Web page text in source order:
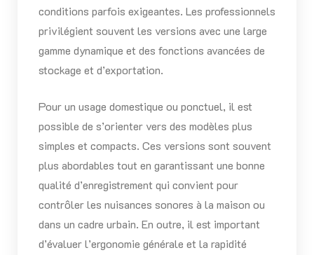
conditions parfois exigeantes. Les professionnels
privilégient souvent les versions avec une large
gamme dynamique et des fonctions avancées de
stockage et d’exportation.
Pour un usage domestique ou ponctuel, il est
possible de s’orienter vers des modèles plus
simples et compacts. Ces versions sont souvent
plus abordables tout en garantissant une bonne
qualité d’enregistrement qui convient pour
contrôler les nuisances sonores à la maison ou
dans un cadre urbain. En outre, il est important
d’évaluer l’ergonomie générale et la rapidité